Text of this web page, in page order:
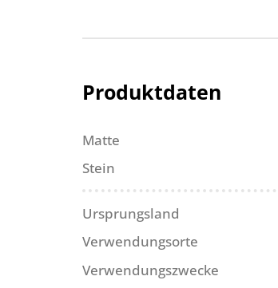
Produktdaten
Matte
Stein
Ursprungsland
Verwendungsorte
Verwendungszwecke